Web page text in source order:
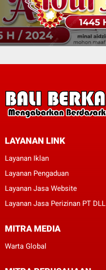
LAYANAN LINK
Layanan Iklan
Layanan Pengaduan
Layanan Jasa Website
Layanan Jasa Perizinan PT DLL
MITRA MEDIA
Warta Global